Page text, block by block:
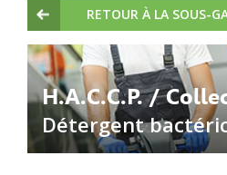
RETOUR À LA SOUS-
H.A.C.C.P. /
Détergent